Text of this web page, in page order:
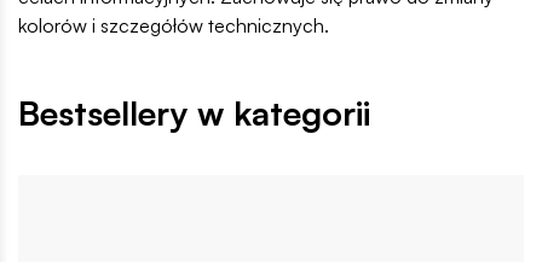
kolorów i szczegółów technicznych.
Bestsellery w kategorii